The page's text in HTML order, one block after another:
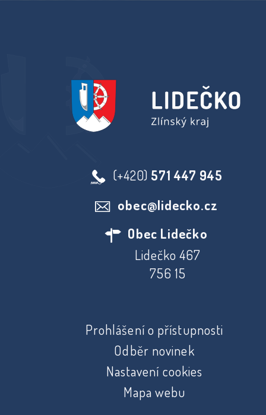
(+420) 571 447 945
obec@lidecko.cz
Obec Lidečko
Lidečko 467
756 15
Prohlášení o přístupnosti
Odběr novinek
Nastavení cookies
Mapa webu